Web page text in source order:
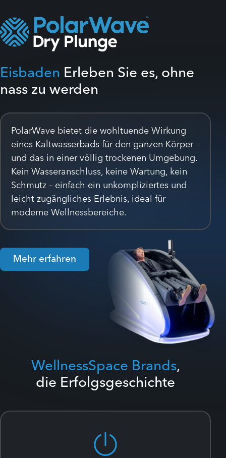
Eisbaden Erleben Sie es, ohne
nass zu werden
PolarWave bietet die wohltuende Wirkung
eines Kaltwasserbads für den ganzen Körper –
und das in einer völlig trockenen Umgebung.
Kein Wasseranschluss, keine Wartung, kein
Schmutz – einfach ein unkompliziertes und
leicht zugängliches Erlebnis, ideal für
moderne Wellnessbereiche.
Mehr erfahren
WellnessSpace Brands,
die Erfolgsgeschichte